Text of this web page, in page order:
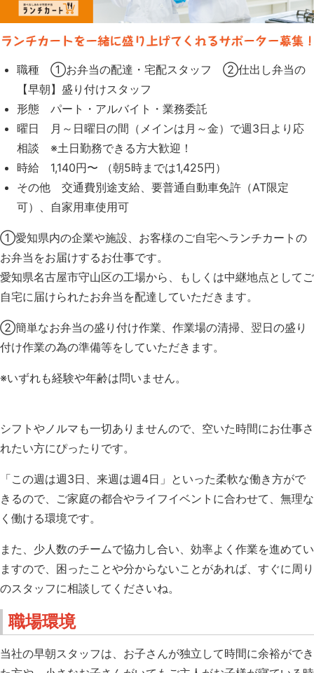
職種 ①お弁当の配達・宅配スタッフ ②仕出し弁当の
【早朝】盛り付けスタッフ
形態 パート・アルバイト・業務委託
曜日 月～日曜日の間（メインは月～金）で週3日より応
相談 ※土日勤務できる方大歓迎！
時給 1,140円〜 （朝5時までは1,425円）
その他 交通費別途支給、要普通自動車免許（AT限定
可）、自家用車使用可
①愛知県内の企業や施設、お客様のご自宅へランチカートの
お弁当をお届けするお仕事です。
愛知県名古屋市守山区の工場から、もしくは中継地点としてご
自宅に届けられたお弁当を配達していただきます。
②簡単なお弁当の盛り付け作業、作業場の清掃、翌日の盛り
付け作業の為の準備等をしていただきます。
※いずれも経験や年齢は問いません。
シフトやノルマも一切ありませんので、空いた時間にお仕事さ
れたい方にぴったりです。
「この週は週3日、来週は週4日」といった柔軟な働き方がで
きるので、ご家庭の都合やライフイベントに合わせて、無理な
く働ける環境です。
また、少人数のチームで協力し合い、効率よく作業を進めてい
ますので、困ったことや分からないことがあれば、すぐに周り
のスタッフに相談してくださいね。
職場環境
当社の早朝スタッフは、お子さんが独立して時間に余裕ができ